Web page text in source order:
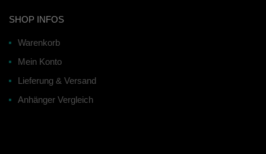
SHOP INFOS
Warenkorb
Mein Konto
Lieferung & Versand
Anhänger Vergleich